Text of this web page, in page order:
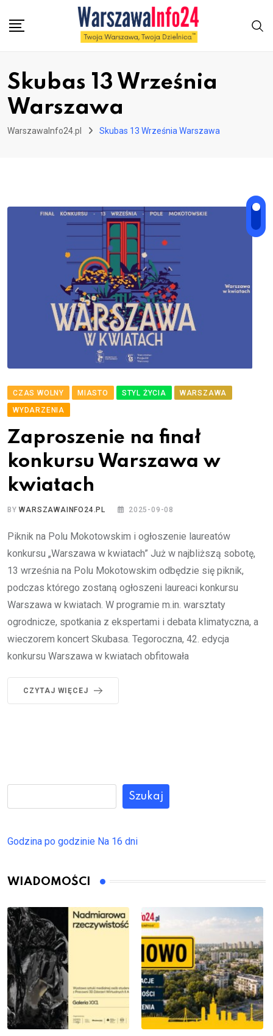
Skubas 13 Września
Warszawa
WarszawaInfo24.pl Skubas 13 Września Warszawa
CZAS WOLNY MIASTO STYL ŻYCIA
WARSZAWA
WYDARZENIA
Zaproszenie na finał
konkursu Warszawa w
kwiatach
BYWARSZAWAINFO24.PL 2025-09-08
Piknik na Polu Mokotowskim i ogłoszenie laureatów
konkursu „Warszawa w kwiatach” Już w najbliższą sobotę,
13 września na Polu Mokotowskim odbędzie się piknik,
podczas którego zostaną ogłoszeni laureaci konkursu
Warszawa w kwiatach. W programie m.in. warsztaty
ogrodnicze, spotkania z ekspertami i debata klimatyczna, a
wieczorem koncert Skubasa. Tegoroczna, 42. edycja
konkursu Warszawa w kwiatach obfitowała
CZYTAJ WIĘCEJ
Szukaj
Godzina po godzinie Na 16 dni
WIADOMOŚCI